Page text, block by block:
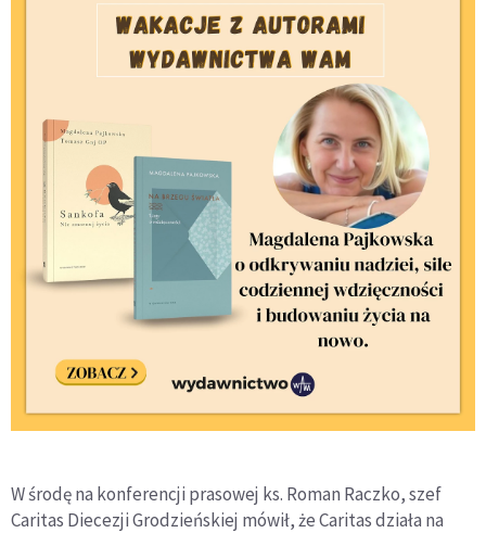
W środę na konferencji prasowej ks. Roman Raczko, szef
Caritas Diecezji Grodzieńskiej mówił, że Caritas działa na